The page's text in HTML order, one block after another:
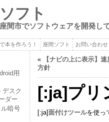
フト
間市でソフトウェアを開発して
本を作ろう！ 座間ソフト お問い合わせ
用
デスク
ダー
暗号
«
【ナビの上に表示】
方針
[:ja]プリ
[:ja]面付けツールを使っ